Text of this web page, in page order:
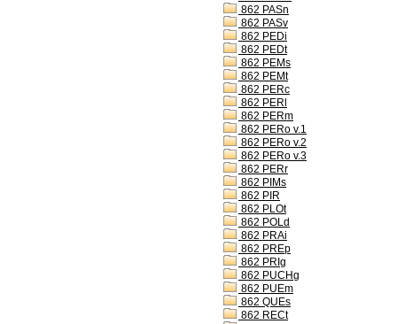
862 PASn
862 PASv
862 PEDi
862 PEDt
862 PEMs
862 PEMt
862 PERc
862 PERl
862 PERm
862 PERo v.1
862 PERo v.2
862 PERo v.3
862 PERr
862 PIMs
862 PIR
862 PLOt
862 POLd
862 PRAi
862 PREp
862 PRIg
862 PUCHg
862 PUEm
862 QUEs
862 RECt